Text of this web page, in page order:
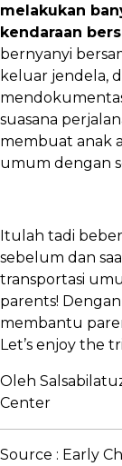
melakukan
kendaraan
bernyanyi
keluar jendela,
suasana
membuat anak
umum dengan
Itulah tadi
sebelum dan
transportasi
parents!
membantu
Let’s enjoy the
Oleh
Center
Source : Early